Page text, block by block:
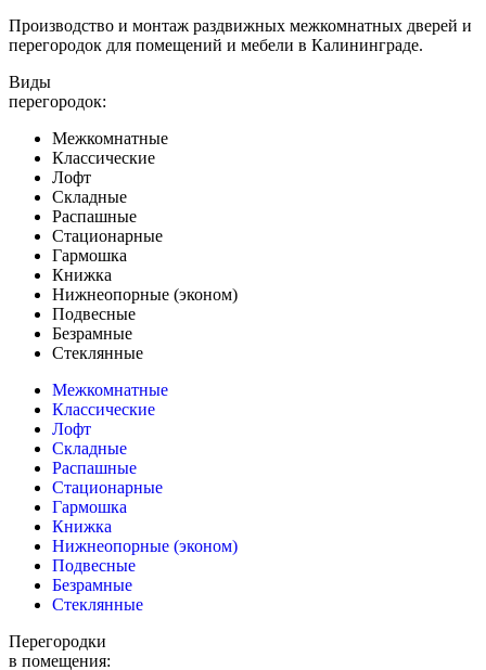
Производство и монтаж раздвижных межкомнатных дверей и
перегородок для помещений и мебели в Калининграде.
Виды
перегородок:
Межкомнатные
Классические
Лофт
Складные
Распашные
Стационарные
Гармошка
Книжка
Нижнеопорные (эконом)
Подвесные
Безрамные
Стеклянные
Межкомнатные
Классические
Лофт
Складные
Распашные
Стационарные
Гармошка
Книжка
Нижнеопорные (эконом)
Подвесные
Безрамные
Стеклянные
Перегородки
в помещения: